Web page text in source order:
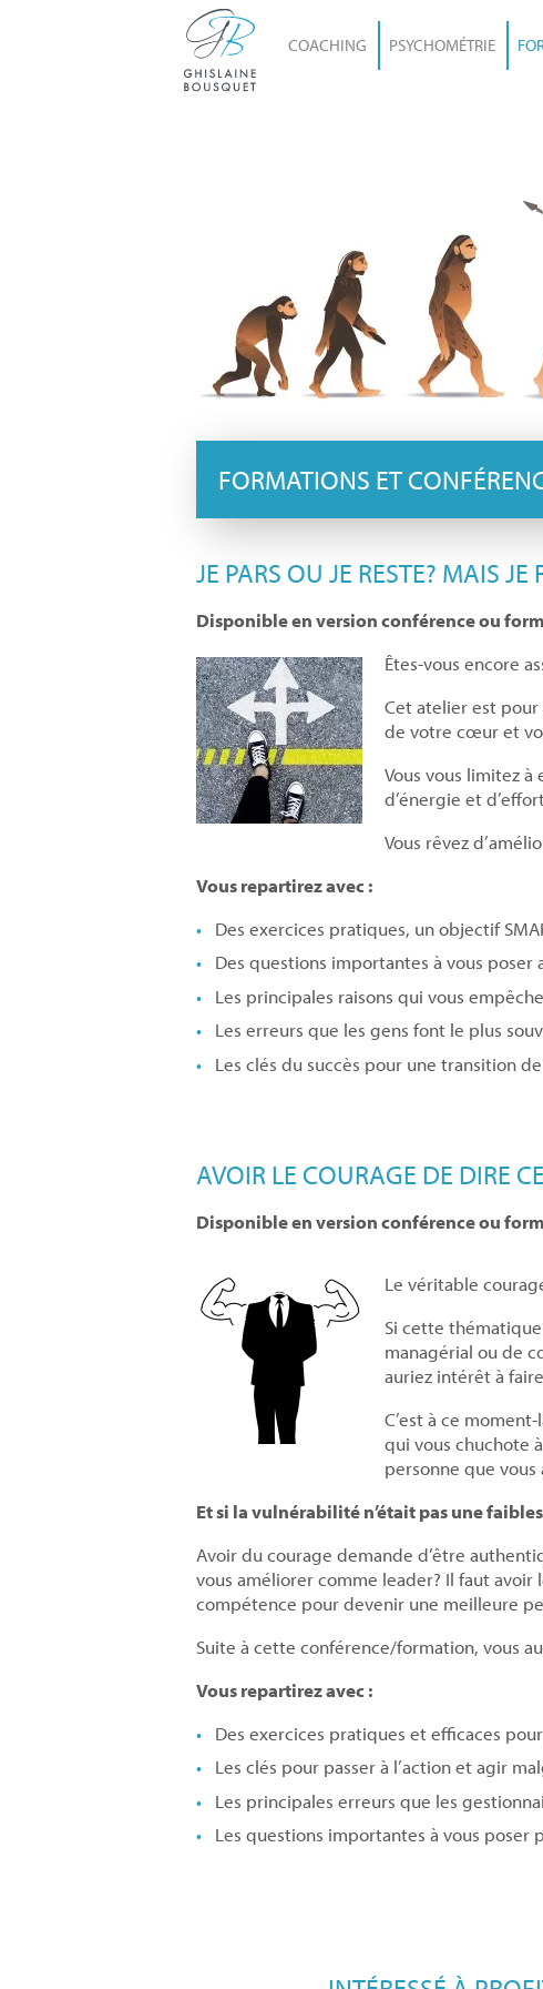
COACHING PSYCHOMÉTRIE
FORMATIONS ET
JE PARS OU JE RESTE? MAIS
Disponible en version conférence ou
Êtes-vous encore
Cet atelier est pour
de votre cœur et
Vous vous limitez
d’énergie et
Vous rêvez
Vous repartirez avec :
Des exercices pratiques, un objectif
Des questions importantes à vous
Les principales raisons qui vous
Les erreurs que les gens font le plus
Les clés du succès pour une transition
AVOIR LE COURAGE DE DIRE
Disponible en version conférence ou
Le véritable
Si cette
managérial ou de
auriez intérêt à
C’est à ce
qui vous chuchote
personne que
Et si la vulnérabilité n’était pas une
Avoir du courage demande d’être
vous améliorer comme leader? Il faut
compétence pour devenir une meilleure
Suite à cette conférence/formation, vous
Vous repartirez avec :
Des exercices pratiques et efficaces
Les clés pour passer à l’action et agir
Les principales erreurs que les
Les questions importantes à vous